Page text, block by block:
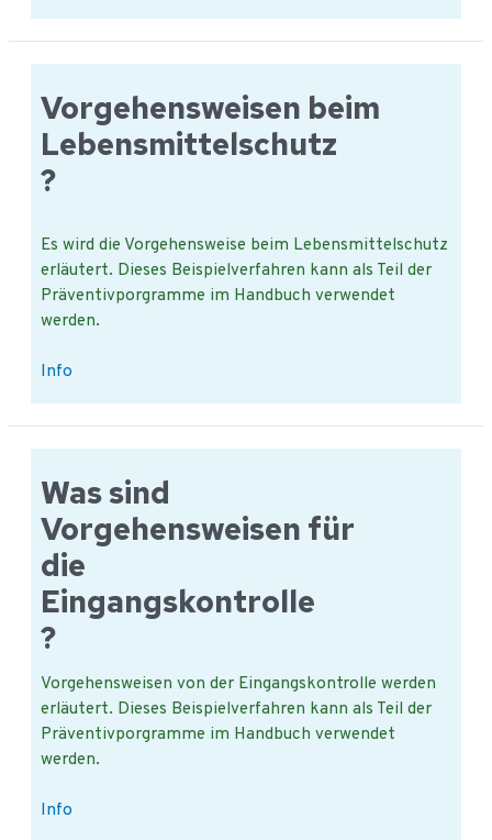
man
ein
scan
durch?
Vorgehensweisen beim
Lebensmittelschutz
?
Es wird die Vorgehensweise beim Lebensmittelschutz
erläutert. Dieses Beispielverfahren kann als Teil der
Präventivporgramme im Handbuch verwendet
werden.
Vorgehensweisen
Lebensmittelschutz?
Info
Was sind
Vorgehensweisen für
die
Eingangskontrolle
?
Vorgehensweisen von der Eingangskontrolle werden
erläutert. Dieses Beispielverfahren kann als Teil der
Präventivporgramme im Handbuch verwendet
werden.
Was
Info